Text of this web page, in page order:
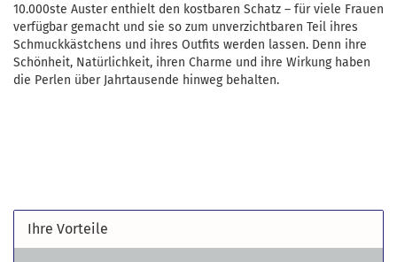
10.000ste Auster enthielt den kostbaren Schatz – für viele Frauen
verfügbar gemacht und sie so zum unverzichtbaren Teil ihres
Schmuckkästchens und ihres Outfits werden lassen. Denn ihre
Schönheit, Natürlichkeit, ihren Charme und ihre Wirkung haben
die Perlen über Jahrtausende hinweg behalten.
Ihre Vorteile